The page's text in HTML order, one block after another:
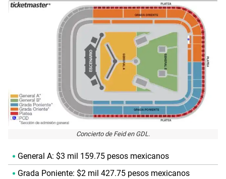
Concierto de Feid en GDL.
General A: $3 mil 159.75 pesos mexicanos
Grada Poniente: $2 mil 427.75 pesos mexicanos